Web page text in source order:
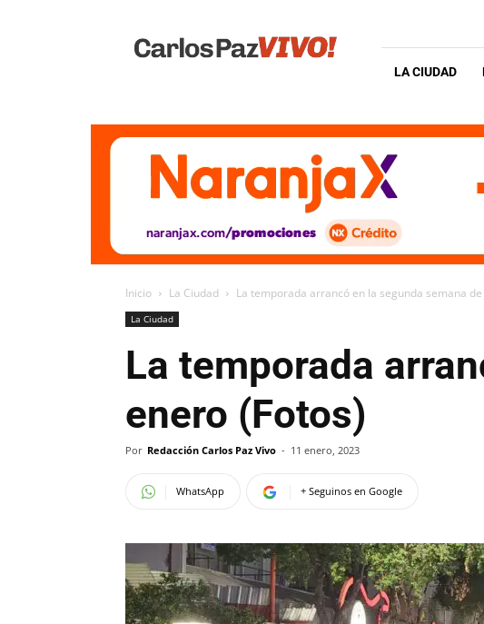
Vivo
LA CIUDAD
Inicio La Ciudad La temporada arrancó en la segunda semana
La Ciudad
La temporada
enero (Fotos)
Por Redacción Carlos Paz Vivo - 11 enero, 2023
WhatsApp + Seguinos en Google